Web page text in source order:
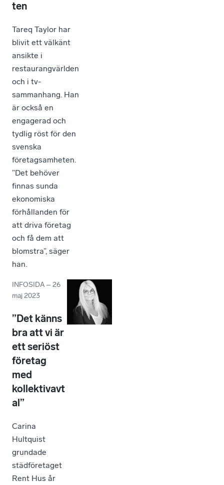
ten
Tareq Taylor har
blivit ett välkänt
ansikte i
restaurangvärlden
och i tv-
sammanhang. Han
är också en
engagerad och
tydlig röst för den
svenska
företagsamheten.
”Det behöver
finnas sunda
ekonomiska
förhållanden för
att driva företag
och få dem att
blomstra”, säger
han.
INFOSIDA –26
maj 2023
”Det känns
bra att vi är
ett seriöst
företag
med
kollektivavt
al”
Carina
Hultquist
grundade
städföretaget
Rent Hus år